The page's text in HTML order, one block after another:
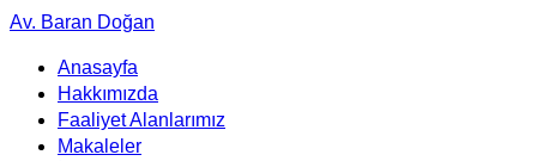
Av. Baran Doğan
Anasayfa
Hakkımızda
Faaliyet Alanlarımız
Makaleler